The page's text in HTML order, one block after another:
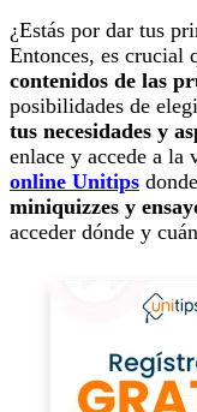
¿Estás por dar tus
Entonces, es crucial
contenidos de las
posibilidades de
tus necesidades y
enlace y accede a la
online Unitips
miniquizzes y
acceder dónde y